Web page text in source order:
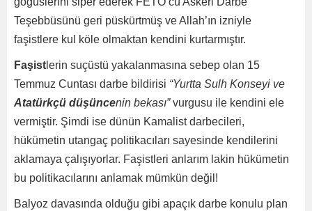
Teşebbüsünü geri püskürtmüş ve Allah’ın izniyle
faşistlere kul köle olmaktan kendini kurtarmıştır.
Faşist lerin suçüstü yakalanmasına sebep olan 15
Temmuz Cuntası darbe bildirisi “Yurtta Sulh Konseyi ve
Atatürkçü düşüncenin bekası”vurgusu ile kendini ele
vermiştir. Şimdi ise dünün Kamalist darbecileri,
hükümetin utangaç politikacıları sayesinde kendilerini
aklamaya çalışıyorlar. Faşistleri anlarım lakin hükümetin
bu politikacılarını anlamak mümkün değil!
Balyoz davasında olduğu gibi apaçık darbe konulu plan